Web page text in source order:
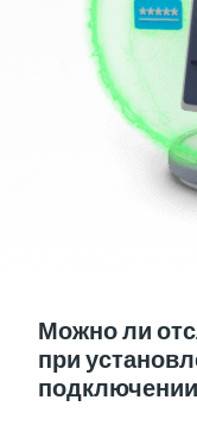
Можно ли
при